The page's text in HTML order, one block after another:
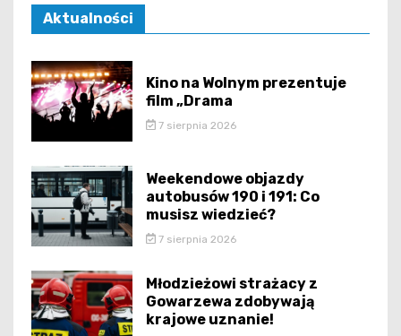
Aktualności
Kino na Wolnym prezentuje
film „Drama
7 sierpnia 2026
Weekendowe objazdy
autobusów 190 i 191: Co
musisz wiedzieć?
7 sierpnia 2026
Młodzieżowi strażacy z
Gowarzewa zdobywają
krajowe uznanie!